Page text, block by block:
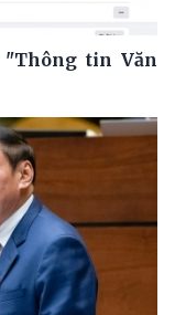
"Thông tin Văn